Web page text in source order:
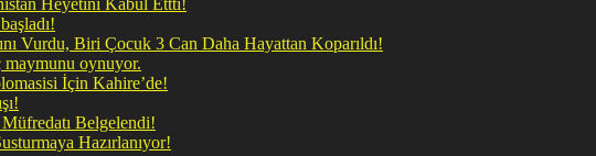
Heyetini Kabul Ettti!
başladı!
Vurdu, Biri Çocuk 3 Can Daha Hayattan Koparıldı!
oynuyor.
İçin Kahire’de!
Belgelendi!
İsrail Filistin’de Ezanı Susturmaya Hazırlanıyor!